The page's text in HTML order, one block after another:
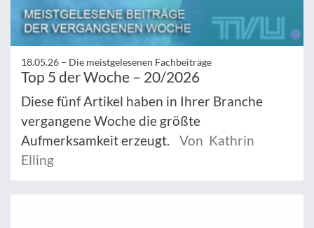
18.05.26 – Die meistgelesenen Fachbeiträge
Top 5 der Woche – 20/2026
Diese fünf Artikel haben in Ihrer Branche
vergangene Woche die größte
Aufmerksamkeit erzeugt.
Von Kathrin
Elling